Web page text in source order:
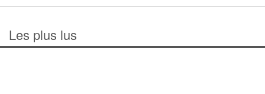
Les plus lus